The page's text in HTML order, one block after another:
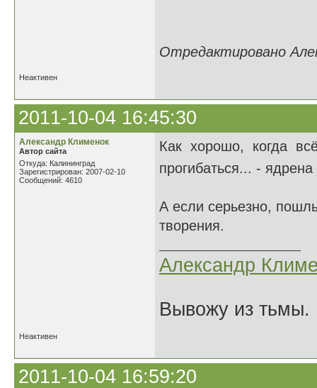
Отредактировано
Неактивен
2011-10-04 16:45:30
Александр Клименок
Автор сайта
Откуда: Калининград
Зарегистрирован: 2007-02-10
Сообщений: 4610
Как хорошо, когда
прогибаться... -
А если серьезно,
творения.
Александр
Вывожу из тьмы.
Неактивен
2011-10-04 16:59:20